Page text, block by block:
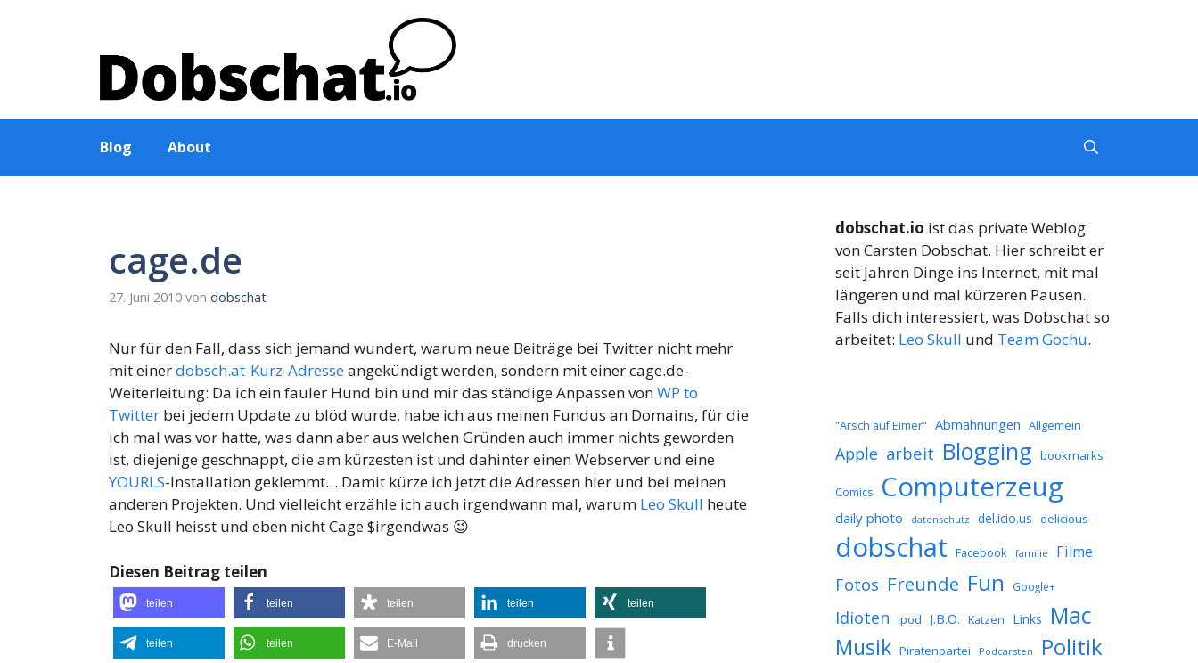
Blog About
cage.de
27. Juni 2010 von dobschat
Nur für den Fall, dass sich jemand wundert, warum neue Beiträge bei Twitter nicht mehr
mit einerdobsch.at-Kurz-Adresseangekündigt werden, sondern mit einer cage.de-
Weiterleitung: Da ich ein fauler Hund bin und mir das ständige Anpassen vonWP to
Twitter bei jedem Update zu blöd wurde, habe ich aus meinen Fundus an Domains, für die
ich mal was vor hatte, was dann aber aus welchen Gründen auch immer nichts geworden
ist, diejenige geschnappt, die am kürzesten ist und dahinter einen Webserver und eine
YOURLS-Installation geklemmt… Damit kürze ich jetzt die Adressen hier und bei meinen
anderen Projekten. Und vielleicht erzähle ich auch irgendwann mal, warum Leo Skull heute
Leo Skull heisst und eben nicht Cage $irgendwas 😉
Diesen Beitrag teilen
teilen teilen teilen teilen teilen
teilen teilen E-Mail drucken
dobschat.io ist das private Weblog
von Carsten Dobschat. Hier schreibt er
seit Jahren Dinge ins Internet, mit mal
längeren und mal kürzeren Pausen.
Falls dich interessiert, was Dobschat so
arbeitet: Leo Skull und Team Gochu.
"Arsch auf Eimer" Abmahnungen Allgemein
Apple arbeit Blogging bookmarks
Comics Computerzeug
daily photo datenschutz del.icio.us delicious
dobschat Facebook familie Filme
Fotos Freunde Fun Google+
Idioten ipod J.B.O. Katzen Links Mac
Musik Piratenpartei Podcarsten Politik